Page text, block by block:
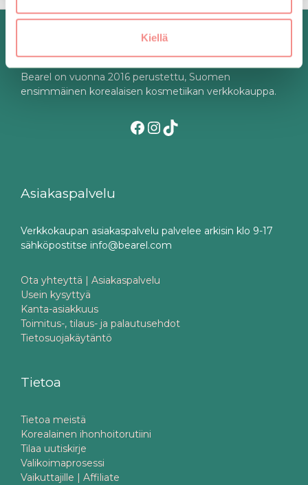
Kiellä
Korealaista kosmetiikkaa Suomesta
Bearel on vuonna 2016 perustettu, Suomen
ensimmäinen korealaisen kosmetiikan verkkokauppa.
Facebook
Instagram
TikTok
Asiakaspalvelu
Verkkokaupan asiakaspalvelu palvelee arkisin klo 9-17
sähköpostitse info@bearel.com
Ota yhteyttä | Asiakaspalvelu
Usein kysyttyä
Kanta-asiakkuus
Toimitus-, tilaus- ja palautusehdot
Tietosuojakäytäntö
Tietoa
Tietoa meistä
Korealainen ihonhoitorutiini
Tilaa uutiskirje
Valikoimaprosessi
Vaikuttajille | Affiliate